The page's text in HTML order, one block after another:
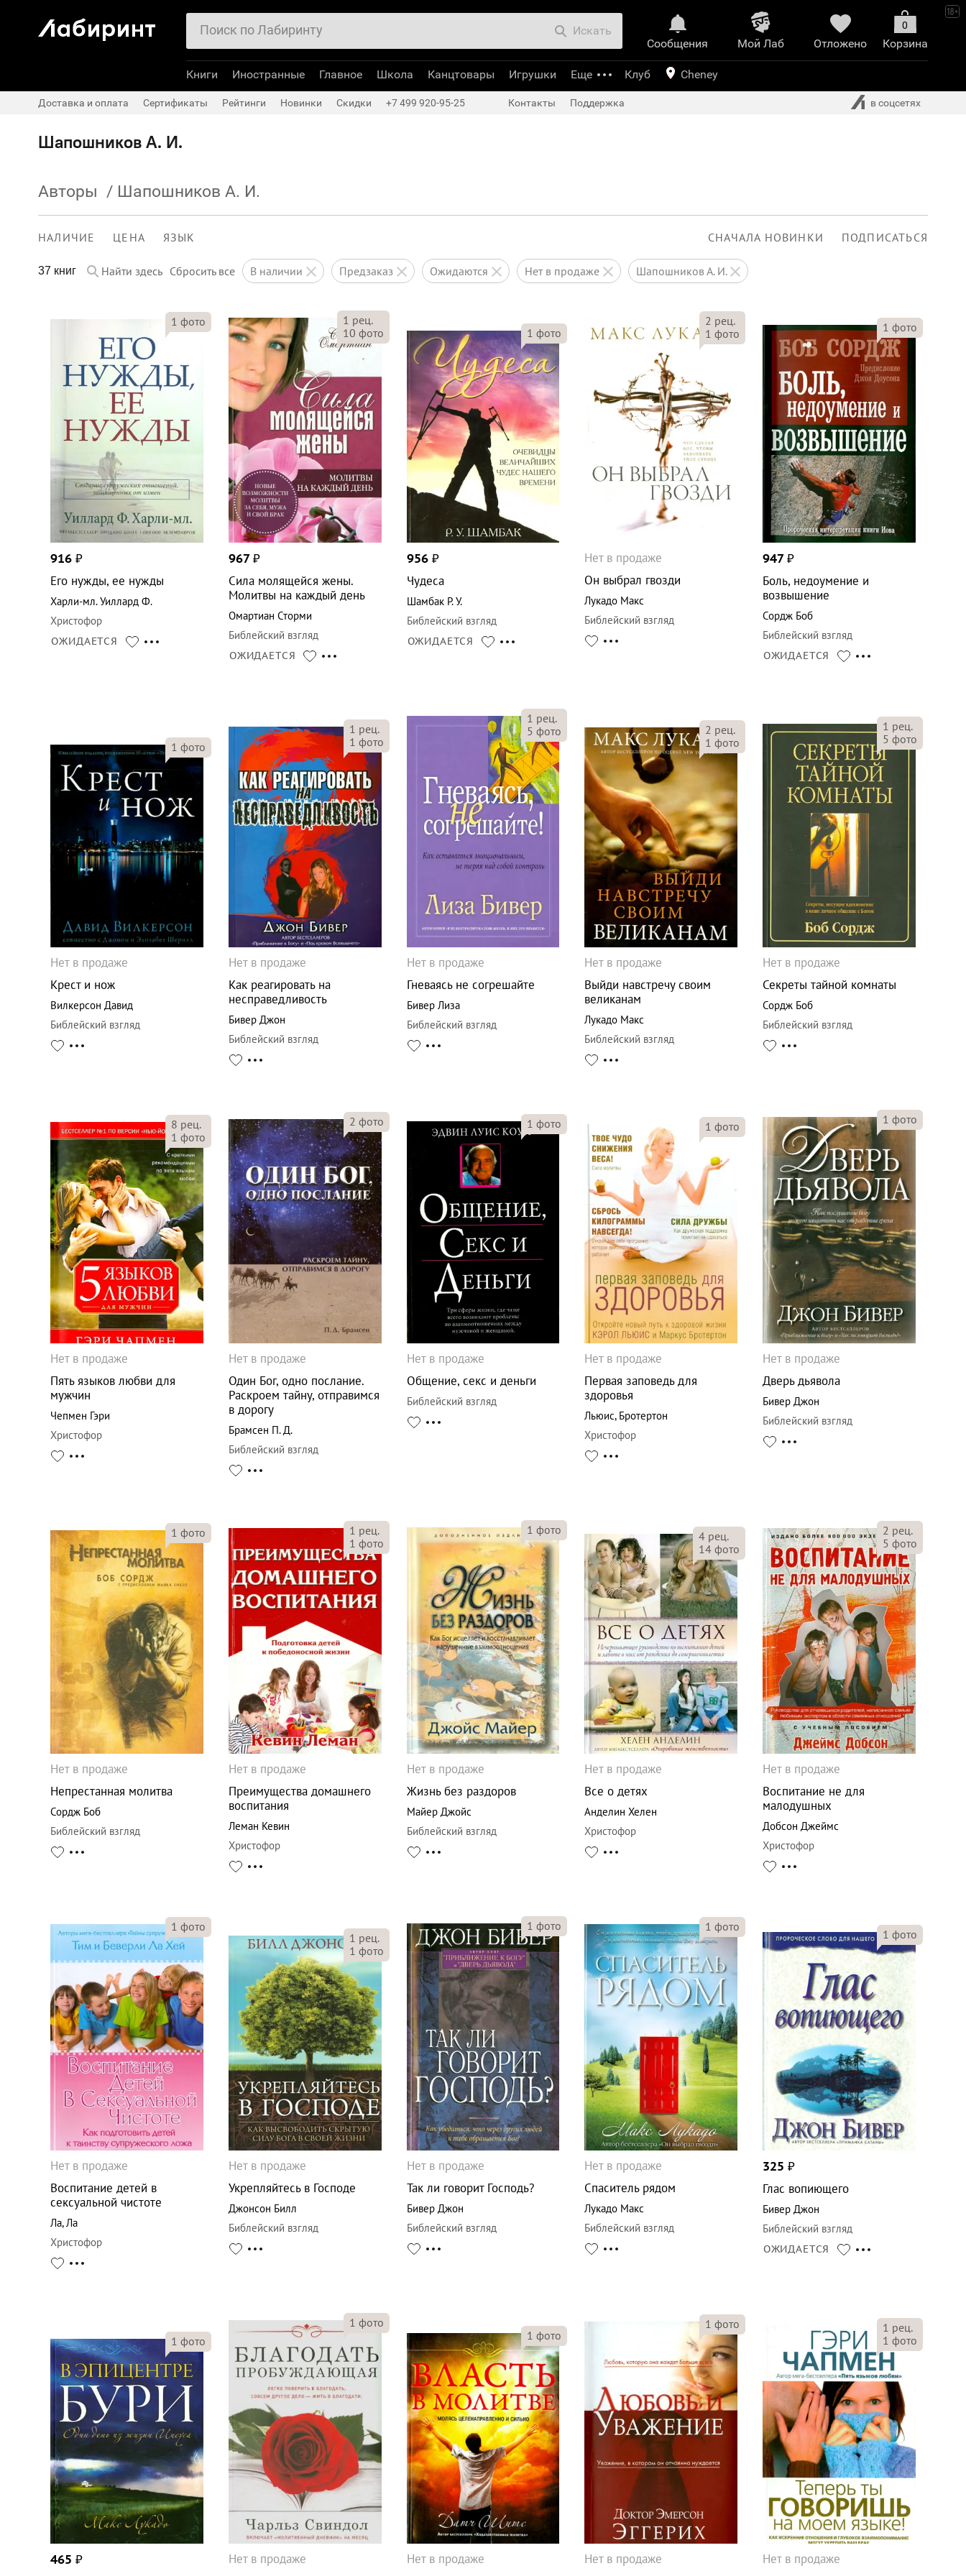
Шапошников А. И.
Авторы / Шапошников А. И.
НАЛИЧИЕ ЦЕНА ЯЗЫК СНАЧАЛА НОВИНКИ ПОДПИСАТЬСЯ
37 книг Найти здесь Сбросить все в наличии предзаказ ожидаются нет в продаже Шапошников А. И.
1 фото
916₽
Его нужды, ее нужды
Харли-мл. Уиллард Ф.
Христофор
ОЖИДАЕТСЯ
1 рец.
10 фото
967 ₽
Сила молящейся жены.
Молитвы на каждый день
Омартиан Сторми
Библейский взгляд
ОЖИДАЕТСЯ
1 фото
956 ₽
Чудеса
Шамбак Р. У.
Библейский взгляд
ОЖИДАЕТСЯ
2 рец.
1 фото
Нет в продаже
Он выбрал гвозди
Лукадо Макс
Библейский взгляд
1 фото
947 ₽
Боль, недоумение и
возвышение
Сордж Боб
Библейский взгляд
ОЖИДАЕТСЯ
1 фото
Нет в продаже
Крест и нож
Вилкерсон Давид
Библейский взгляд
1 рец.
1 фото
Нет в продаже
Как реагировать на
несправедливость
Бивер Джон
Библейский взгляд
1 рец.
5 фото
Нет в продаже
Гневаясь не согрешайте
Бивер Лиза
Библейский взгляд
2 рец.
1 фото
Нет в продаже
Выйди навстречу своим
великанам
Лукадо Макс
Библейский взгляд
1 рец.
5 фото
Нет в продаже
Секреты тайной комнаты
Сордж Боб
Библейский взгляд
8 рец.
1 фото
Нет в продаже
Пять языков любви для
мужчин
Чепмен Гэри
Христофор
2 фото
Нет в продаже
Один Бог, одно послание.
Раскроем тайну, отправимся
в дорогу
Брамсен П. Д.
Библейский взгляд
1 фото
Нет в продаже
Общение, секс и деньги
Библейский взгляд
1 фото
Нет в продаже
Первая заповедь для
здоровья
Льюис, Бротертон
Христофор
1 фото
Нет в продаже
Дверь дьявола
Бивер Джон
Библейский взгляд
1 фото
Нет в продаже
Непрестанная молитва
Сордж Боб
Библейский взгляд
1 рец.
1 фото
Нет в продаже
Преимущества домашнего
воспитания
Леман Кевин
Христофор
1 фото
Нет в продаже
Жизнь без раздоров
Майер Джойс
Библейский взгляд
4рец.
14фото
Нет в продаже
Все о детях
Анделин Хелен
Христофор
2 рец.
5 фото
Нет в продаже
Воспитание не для
малодушных
Добсон Джеймс
Христофор
1 фото
Нет в продаже
Воспитание детей в
сексуальной чистоте
Ла,Ла
Христофор
1 рец.
1 фото
Нет в продаже
Укрепляйтесь в Господе
Джонсон Билл
Библейский взгляд
1 фото
Нет в продаже
Так ли говорит Господь?
Бивер Джон
Библейский взгляд
1 фото
Нет в продаже
Спаситель рядом
Лукадо Макс
Библейский взгляд
1 фото
325 ₽
Глас вопиющего
Бивер Джон
Библейский взгляд
ОЖИДАЕТСЯ
1 фото
465₽
1 фото
Нет в продаже
1 фото
Нет в продаже
1 фото
Нет в продаже
1 рец.
1 фото
Нет в продаже
Сообщения
Mой Лаб​
иринт
Отложено
0
Корзина
Искать
Книги Иностранные Главное Школа Канцтовары Игрушки Еще Клуб Cheney
Доставка и оплата Сертификаты Рейтинги Новинки Скидки +7 499 920-95-25 Контакты Поддержка в соцсетях